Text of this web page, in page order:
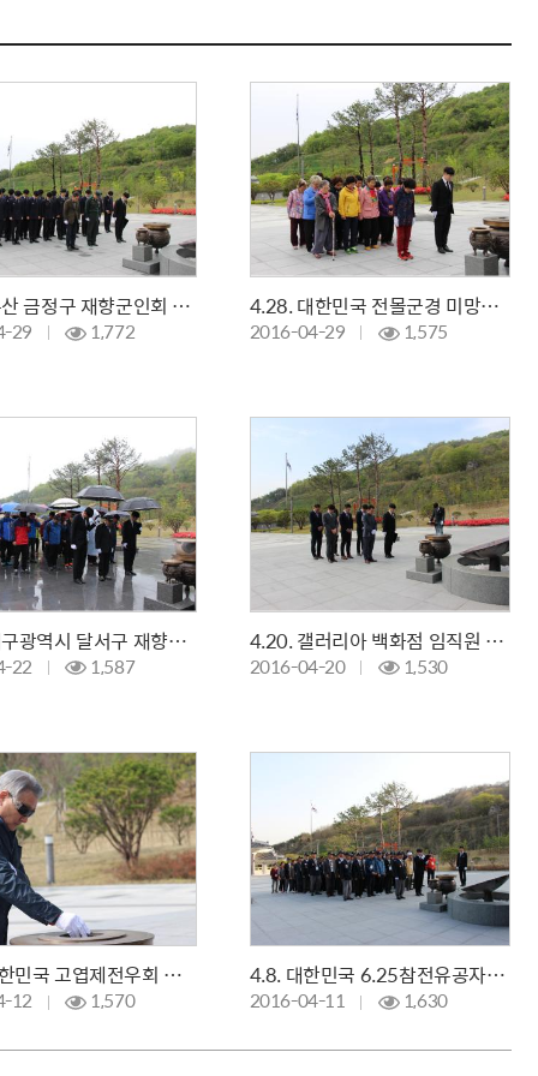
4.28. 부산 금정구 재향군인회 부산외국어대학교 학군단 참배
29 1,772
4.28. 대한민국 전몰군경 미망인회 거제시지회 참배
2016-04-29 1,575
4.21. 대구광역시 달서구 재향군인회
22 1,587
4.20. 갤러리아 백화점 임직원 참배
2016-04-20 1,530
4.12 대한민국 고엽제전우회 부산광역시 수영구지회 참배
12 1,570
4.8. 대한민국 6.25참전유공자회 순천시지회 참배
2016-04-11 1,630